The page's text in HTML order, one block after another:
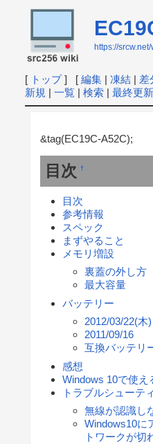
https://
[ トップ] [ 編集| 凍結| 差
新規 | 一覧| 検索| 最終更新
&tag(EC19C-A52C);
目次 †
目次
参考情報
スペック
まずやること
メモリ増設
裏蓋の外し方
最大容量
バッテリー
2012/03/22(木)
2011/09/16
互換バッテリ
感想
Windows 10で使え
トラブルシューテ
無線が認識し
Windows10に
トワークが切